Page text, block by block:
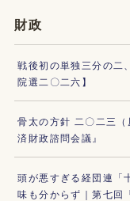
財政
戦後初の単独三分の二
院選二〇二六】
骨太の方針 二〇二三
済財政諮問会議』
頭が悪すぎる経団連「
味も分からず｜第七回